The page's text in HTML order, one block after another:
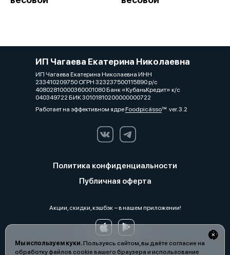
Мы используем куки.Пользуясь сайтом, вы даёте согласие на
обработку файлов cookie вашего браузера и использование
ИП Чагаева Екатерина Николаевна
ИП Чагаева Екатерина Николаевна ИНН
233410209750 ОГРН 323237500115890 р/с
40802810000360001080 Банк «КубаньКредит» к/с
040349722 БИК 30101810200000000722
Работает на эффективном ядреFoodpicássover. 3.2
Политика конфиденциальности
Публичная оферта
Акции, скидки, кэшбэк − в нашем приложении!